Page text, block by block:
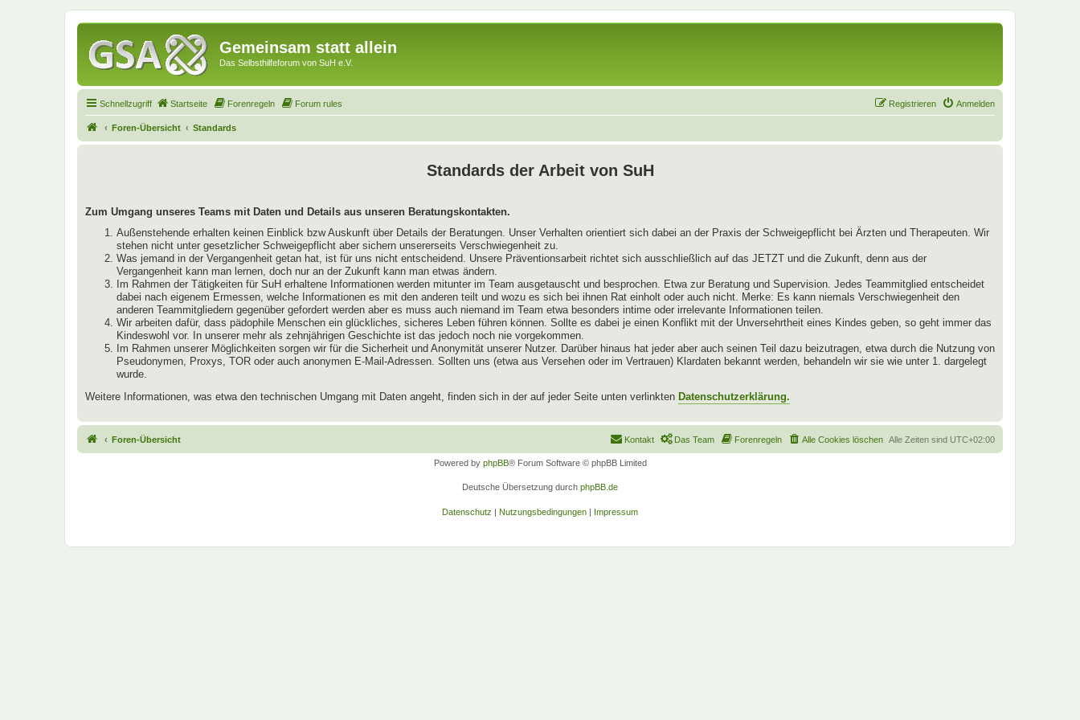
Gemeinsam statt allein
Das Selbsthilfeforum von SuH e.V.
Schnellzugriff Startseite Forenregeln Forum rules Anmelden
Registrieren
Foren-Übersicht Standards
Standards der Arbeit von SuH
Zum Umgang unseres Teams mit Daten und Details aus unseren Beratungskontakten.
Außenstehende erhalten keinen Einblick bzw Auskunft über Details der Beratungen. Unser Verhalten orientiert sich dabei an der Praxis der Schweigepflicht bei Ärzten und Therapeuten. Wir
stehen nicht unter gesetzlicher Schweigepflicht aber sichern unsererseits Verschwiegenheit zu.
Was jemand in der Vergangenheit getan hat, ist für uns nicht entscheidend. Unsere Präventionsarbeit richtet sich ausschließlich auf das JETZT und die Zukunft, denn aus der
Vergangenheit kann man lernen, doch nur an der Zukunft kann man etwas ändern.
Im Rahmen der Tätigkeiten für SuH erhaltene Informationen werden mitunter im Team ausgetauscht und besprochen. Etwa zur Beratung und Supervision. Jedes Teammitglied entscheidet
dabei nach eigenem Ermessen, welche Informationen es mit den anderen teilt und wozu es sich bei ihnen Rat einholt oder auch nicht. Merke: Es kann niemals Verschwiegenheit den
anderen Teammitgliedern gegenüber gefordert werden aber es muss auch niemand im Team etwa besonders intime oder irrelevante Informationen teilen.
Wir arbeiten dafür, dass pädophile Menschen ein glückliches, sicheres Leben führen können. Sollte es dabei je einen Konflikt mit der Unversehrtheit eines Kindes geben, so geht immer das
Kindeswohl vor. In unserer mehr als zehnjährigen Geschichte ist das jedoch noch nie vorgekommen.
Im Rahmen unserer Möglichkeiten sorgen wir für die Sicherheit und Anonymität unserer Nutzer. Darüber hinaus hat jeder aber auch seinen Teil dazu beizutragen, etwa durch die Nutzung von
Pseudonymen, Proxys, TOR oder auch anonymen E-Mail-Adressen. Sollten uns (etwa aus Versehen oder im Vertrauen) Klardaten bekannt werden, behandeln wir sie wie unter 1. dargelegt
wurde.
Weitere Informationen, was etwa den technischen Umgang mit Daten angeht, finden sich in der auf jeder Seite unten verlinkten Datenschutzerklärung.
Foren-Übersicht Alle Zeiten sind UTC+02:00
Alle Cookies löschen
Forenregeln
Das Team
Kontakt
Powered by phpBB® Forum Software © phpBB Limited
Deutsche Übersetzung durch phpBB.de
Datenschutz | Nutzungsbedingungen | Impressum